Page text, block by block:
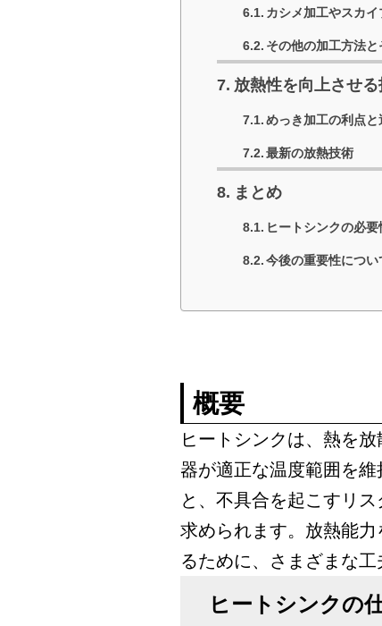
カシメ加工やスカイ
その他の加工方法
放熱性を向上させる
めっき加工の利点と
最新の放熱技術
まとめ
ヒートシンクの必
今後の重要性につい
概要
ヒートシンクは、熱を
器が適正な温度範囲を
と、不具合を起こすリ
求められます。放熱能
るために、さまざまな工
ヒートシンクの